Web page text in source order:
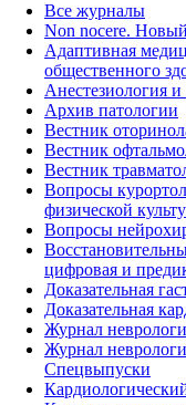
Все журналы
Non nocere.
Адаптивная
общественного
Анестезиология
Архив патологии
Вестник
Вестник
Вестник
Вопросы
физической
Вопросы
цифровая и
Доказательная
Доказательная
Журнал
Журнал
Спецвыпуски